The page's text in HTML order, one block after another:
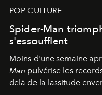
POP CULTURE
Spider-Man
s'essoufflent
Moins d'une semaine
Man pulvérise les
delà de la lassitude